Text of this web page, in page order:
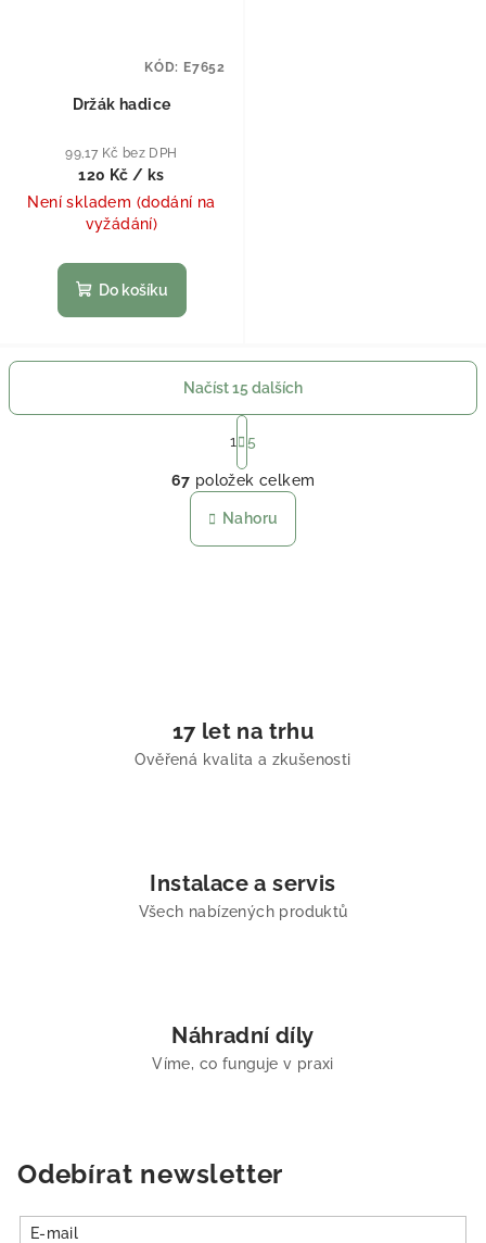
Držák hadice
99,17 Kč bez DPH
120 Kč / ks
Není skladem (dodání na
vyžádání)
Do košíku
KÓD: E7652
Ovládací prvky výpisu
Načíst 15 dalších
Stránkování
1 5
67 položek celkem
Nahoru
17 let na trhu
Ověřená kvalita a zkušenosti
Instalace a servis
Všech nabízených produktů
Náhradní díly
Víme, co funguje v praxi
Odebírat newsletter
E-mail